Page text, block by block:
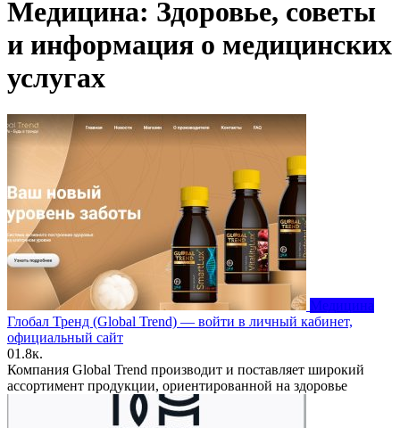
Медицина: Здоровье, советы
и информация о медицинских
услугах
Медицина
Глобал Тренд (Global Trend) — войти в личный кабинет,
официальный сайт
01.8к.
Компания Global Trend производит и поставляет широкий
ассортимент продукции, ориентированной на здоровье